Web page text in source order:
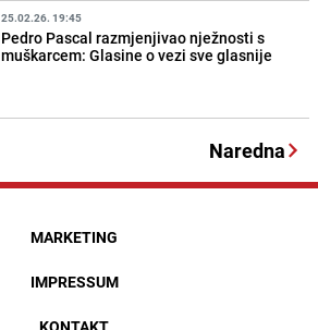
25.02.26. 19:45
Pedro Pascal razmjenjivao nježnosti s
muškarcem: Glasine o vezi sve glasnije
Naredna
MARKETING
IMPRESSUM